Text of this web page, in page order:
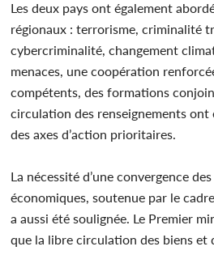
Les deux pays ont également
régionaux : terrorisme, criminalité
cybercriminalité, changement
menaces, une coopération
compétents, des formations
circulation des renseignements ont
des axes d’action prioritaires.
La nécessité d’une convergence
économiques, soutenue par le
a aussi été soulignée. Le Premier
que la libre circulation des biens et